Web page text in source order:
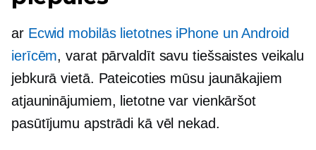
ar Ecwid mobilās lietotnes iPhone un Android
ierīcēm, varat pārvaldīt savu tiešsaistes veikalu
jebkurā vietā. Pateicoties mūsu jaunākajiem
atjauninājumiem, lietotne var vienkāršot
pasūtījumu apstrādi kā vēl nekad.